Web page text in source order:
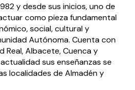
y desde sus inicios, uno de
como pieza fundamental
social, cultural y
Autónoma. Cuenta con
Real, Albacete, Cuenca y
sus enseñanzas se
localidades de Almadén y